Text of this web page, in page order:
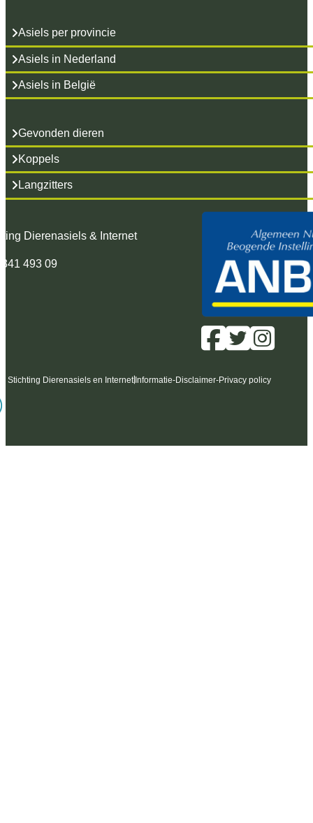
Asiels per provincie
Asiels in Nederland
Asiels in België
Gevonden dieren
Koppels
Langzitters
Dierenasiels & Internet
493 09
Stichting Dierenasiels en Internet Informatie-Disclaimer-Privacy policy